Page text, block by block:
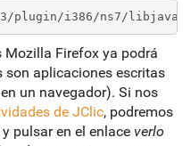
plugin/i386/ns7/
Mozilla Firefox ya podrá
son aplicaciones escritas
un navegador). Si nos
de JClic, podremos
pulsar en el enlace verlo